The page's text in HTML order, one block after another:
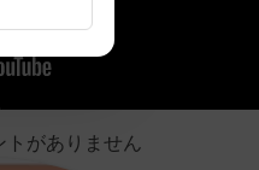
トがありません